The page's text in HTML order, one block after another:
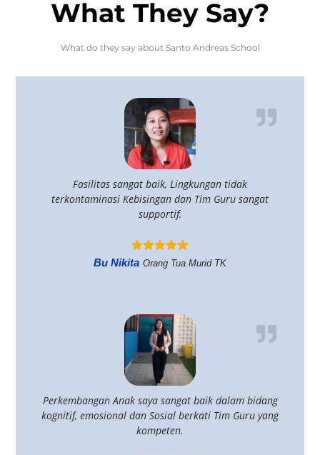
What They Say?
What do they say about Santo Andreas School
Fasilitas sangat baik, Lingkungan tidak
terkontaminasi Kebisingan dan Tim Guru sangat
supportif.
Bu Nikita Orang Tua Murid TK
Perkembangan Anak saya sangat baik dalam bidang
kognitif, emosional dan Sosial berkati Tim Guru yang
kompeten.